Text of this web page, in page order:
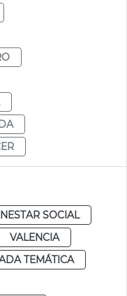
SOCIAL
VALENCIA
TEMÁTICA